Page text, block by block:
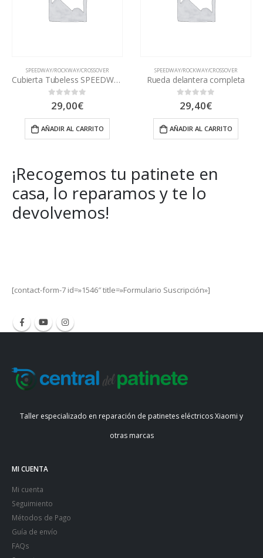
Cubierta Tubeless SPEEDWAY
SPEEDWAY/ROCKWAY/CROSSOVER
Rueda delantera completa
0out of 5
29,40
AÑADIR AL CARRITO
SPEEDWAY/ROCKWAY/CROSSOVER
Camara CROSSOVER
0out of 5
18,15
AÑADIR AL CARRITO
¡Recogemos tu patinete en
casa, lo reparamos y te lo
devolvemos!
[contact-form-7 id=»1546″ title=»Formulario Suscripción»]
Taller especializado en reparación de patinetes eléctricos Xiaomi y
otras marcas
MI CUENTA
Mi cuenta
Seguimiento
Métodos de Pago
Guía de envío
FAQs